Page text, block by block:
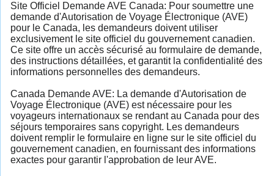
Site Officiel Demande AVE Canada: Pour soumettre une
demande d'Autorisation de Voyage Électronique (AVE)
pour le Canada, les demandeurs doivent utiliser
exclusivement le site officiel du gouvernement canadien.
Ce site offre un accès sécurisé au formulaire de demande,
des instructions détaillées, et garantit la confidentialité des
informations personnelles des demandeurs.
Canada Demande AVE: La demande d'Autorisation de
Voyage Électronique (AVE) est nécessaire pour les
voyageurs internationaux se rendant au Canada pour des
séjours temporaires sans copyright. Les demandeurs
doivent remplir le formulaire en ligne sur le site officiel du
gouvernement canadien, en fournissant des informations
exactes pour garantir l'approbation de leur AVE.